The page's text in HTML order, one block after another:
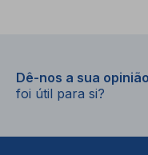
Dê-nos a sua
foi útil para si?